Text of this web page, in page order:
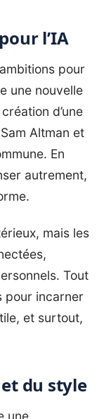
l’IA
pour
une nouvelle
d’une
Altman et
En
autrement,
mais les
Tout
pour incarner
et surtout,
et du style
une